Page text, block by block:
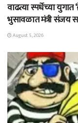
वाढत्या स्पर्धेच्या युगात
भुसावळात मंत्री संजय
August 5, 2026